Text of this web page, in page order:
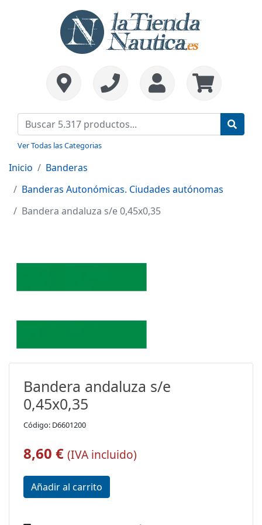
Ver Todas las Categorias
Inicio
Banderas
Banderas Autonómicas. Ciudades autónomas
Bandera andaluza s/e 0,45x0,35
Bandera andaluza s/e
0,45x0,35
Código: D6601200
8,60 € (IVA incluido)